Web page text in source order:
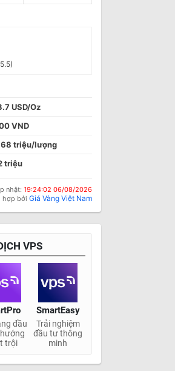
USD/Oz
VND
triệu/lượng
triệu
nhật: 19:24:02 06/08/2026
hợp bởi Giá Vàng Việt Nam
VPS
SmartEasy
đầu
trội
Trải nghiệm
đầu tư thông
minh